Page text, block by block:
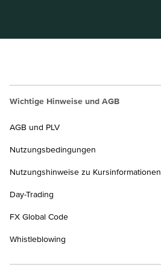
Wichtige Hinweise und AGB
AGB und PLV
Nutzungsbedingungen
Nutzungshinweise zu Kursinformationen
Day-Trading
FX Global Code
Whistleblowing